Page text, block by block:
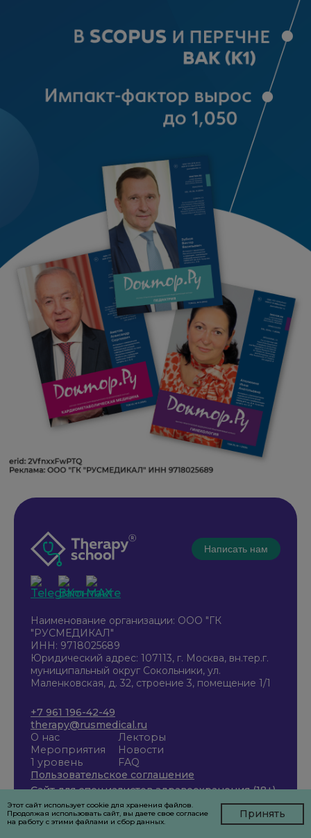
Написать нам
Наименование организации: ООО "ГК
"РУСМЕДИКАЛ"
ИНН: 9718025689
Юридический адрес: 107113, г. Москва, вн.тер.г.
муниципальный округ Сокольники, ул.
Маленковская, д. 32, строение 3, помещение 1/1
+7 961 196-42-49
therapy@rusmedical.ru
О нас
Мероприятия
1 уровень
Лекторы
Новости
FAQ
Пользовательское соглашение
Сайт для специалистов здравоохранения (18+)
Этот сайт использует cookie для хранения файлов.
Продолжая использовать сайт, вы даете свое согласие
на работу с этими файлами и сбор данных.
Принять